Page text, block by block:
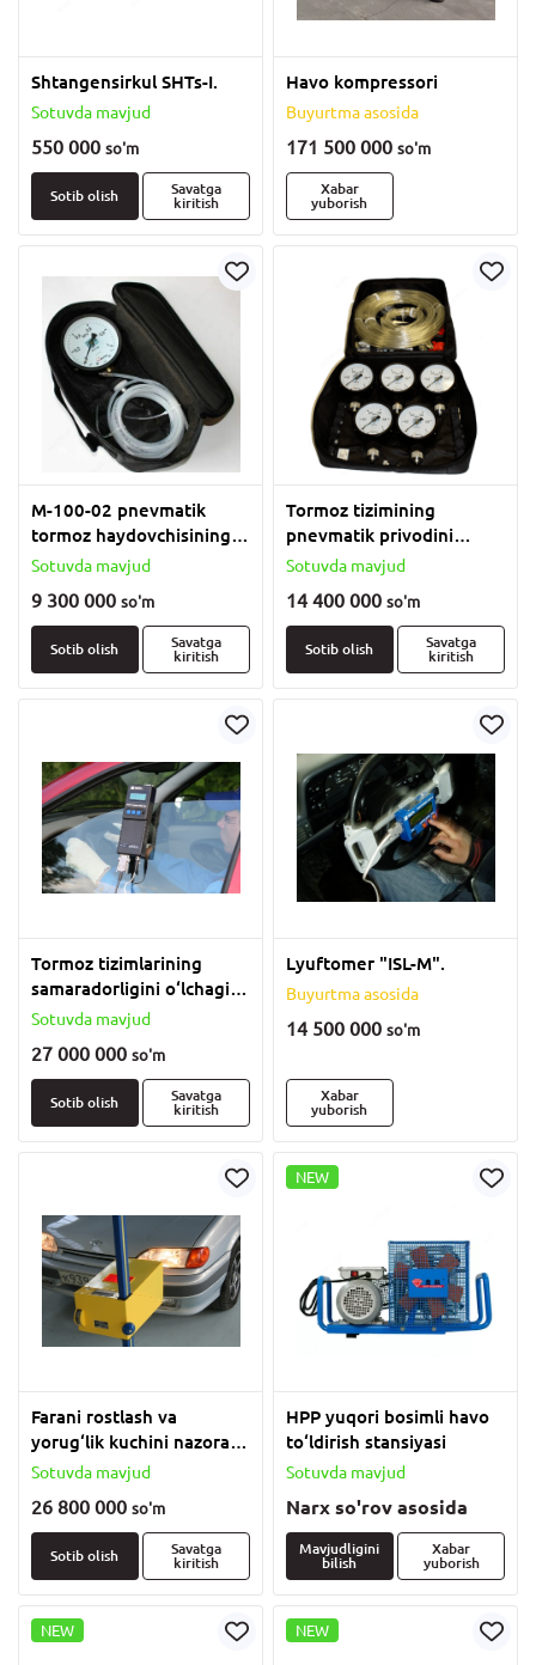
Shtangensirkul SHTs-I.
Sotuvda mavjud
550 000 so'm
Sotib olish
Savatga
kiritish
Havo kompressori
Buyurtma asosida
171 500 000 so'm
Xabar
yuborish
M-100-02 pnevmatik
tormoz haydovchisining
zichligini tekshiruvchi
Sotuvda mavjud
9 300 000 so'm
Sotib olish
Savatga
kiritish
Tormoz tizimining
pnevmatik privodini
tekshirish moslamasi M-
Sotuvda mavjud
14 400 000 so'm
Sotib olish
Savatga
kiritish
Tormoz tizimlarining
samaradorligini o‘lchagich
Effekt 02.
Sotuvda mavjud
27 000 000 so'm
Sotib olish
Savatga
kiritish
Lyuftomer "ISL-M".
Buyurtma asosida
14 500 000 so'm
Xabar
yuborish
Farani rostlash va
yorug‘lik kuchini nazorat
qilish uchun "Tester fara
Sotuvda mavjud
26 800 000 so'm
Sotib olish
Savatga
kiritish
NEW
HPP yuqori bosimli havo
to‘ldirish stansiyasi
Sotuvda mavjud
Narx so'rov asosida
Mavjudligini
bilish
Xabar
yuborish
NEW NEW